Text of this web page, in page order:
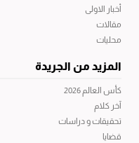
أخبار الاولى
مقالات
محليات
المزيد من الجريدة
كأس العالم 2026
آخر كلام
تحقيقات و دراسات
قضايا